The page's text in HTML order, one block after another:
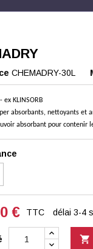
CHEMADRY-30L
ex KLINSORB
absorbants, nettoyants et
absorbant pour contenir
€ TTC délai 3-4
